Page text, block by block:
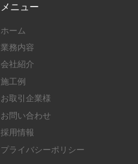
メニュー
ホーム
業務内容
会社紹介
施工例
お取引企業様
お問い合わせ
採用情報
プライバシーポリシー